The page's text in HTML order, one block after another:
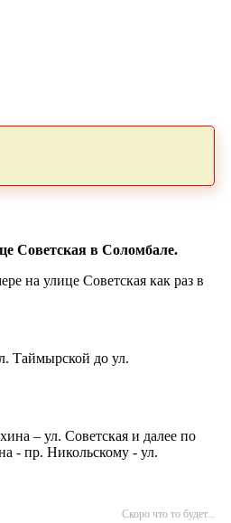
Советская в Соломбале.
на улице Советская как раз в
Таймырской до ул.
– ул. Советская и далее по
- пр. Никольскому - ул.
Скоро что то будет...